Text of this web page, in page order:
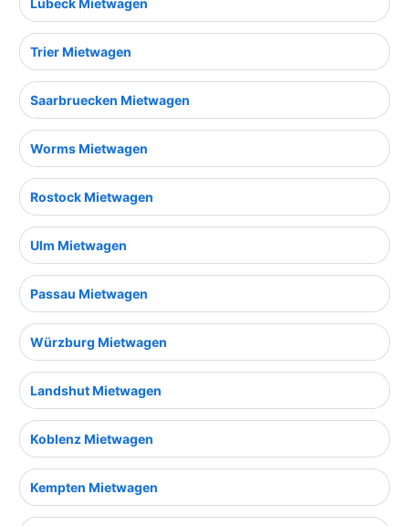
Trier Mietwagen
Saarbruecken Mietwagen
Worms Mietwagen
Rostock Mietwagen
Ulm Mietwagen
Passau Mietwagen
Würzburg Mietwagen
Landshut Mietwagen
Koblenz Mietwagen
Kempten Mietwagen